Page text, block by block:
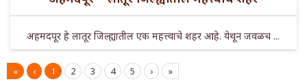
अहमदपूर हे लातूर जिल्ह्यातील एक महत्त्वाचे शहर आहे. येथून जवळच ...
« ‹ 1 2 3 4 5 › »